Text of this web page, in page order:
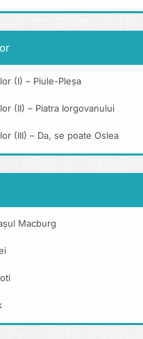
(I) – Piule-Pleșa
(II) – Piatra Iorgovanului
(III) – Da, se poate Oslea
Macburg